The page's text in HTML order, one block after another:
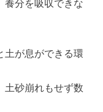
養分を吸収できな
土が息ができる環
土砂崩れもせず数